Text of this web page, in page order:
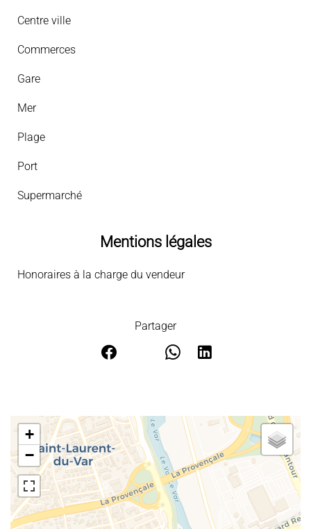
Centre ville
Commerces
Gare
Mer
Plage
Port
Supermarché
Mentions légales
Honoraires à la charge du vendeur
Partager
+
−